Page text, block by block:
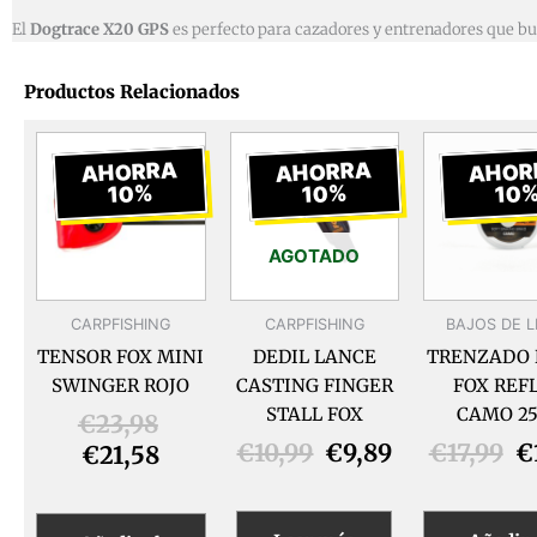
ElDogtrace X20 GPSes perfecto para cazadores y entrenadores que
Productos Relacionados
AHORRA
10%
CARPFISHING
TENSOR FOX MINI
SWINGER ROJO
€23,98
El
precio
original
era:
€21,58
El
precio
actual
es:
AHORRA
10%
AGOTADO
CARPFISHING
DEDIL LANCE
CASTING FINGER
STALL FOX
€10,99
El
precio
original
era:
€10,99.
€9,89
El
precio
actual
es:
BAJOS DE
TRENZADO
FOX
CAMO
€17,99
El
€